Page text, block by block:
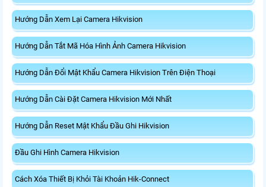
Hướng Dẫn Xem Lại Camera Hikvision
Hướng Dẫn Tắt Mã Hóa Hình Ảnh Camera Hikvision
Hướng Dẫn Đổi Mật Khẩu Camera Hikvision Trên Điện Thoại
Hướng Dẫn Cài Đặt Camera Hikvision Mới Nhất
Hướng Dẫn Reset Mật Khẩu Đầu Ghi Hikvision
Đầu Ghi Hình Camera Hikvision
Cách Xóa Thiết Bị Khỏi Tài Khoản Hik-Connect